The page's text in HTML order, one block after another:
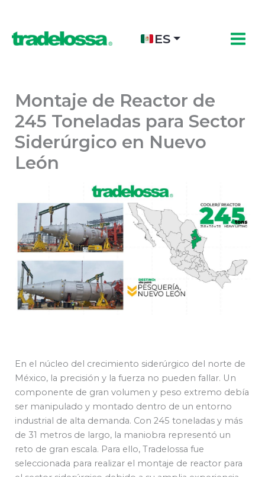
contenido
ES
Montaje de Reactor de
245 Toneladas para Sector
Siderúrgico en Nuevo
León
En el núcleo del crecimiento siderúrgico del norte de
México, la precisión y la fuerza no pueden fallar. Un
componente de gran volumen y peso extremo debía
ser manipulado y montado dentro de un entorno
industrial de alta demanda. Con 245 toneladas y más
de 31 metros de largo, la maniobra representó un
reto de gran escala. Para ello, Tradelossa fue
seleccionada para realizar el montaje de reactor para